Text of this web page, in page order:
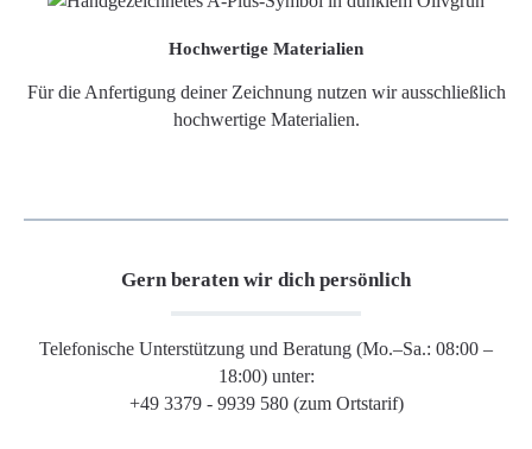
Hochwertige Materialien
Für die Anfertigung deiner Zeichnung nutzen wir ausschließlich
hochwertige Materialien.
Gern beraten wir dich persönlich
Telefonische Unterstützung und Beratung (Mo.–Sa.: 08:00 –
18:00) unter:
+49 3379 - 9939 580 (zum Ortstarif)